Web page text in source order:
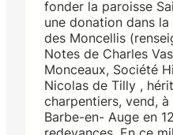
fonder la paroisse
une donation dans
des Moncellis
Notes de Charles
Monceaux, Société
Nicolas de Tilly ,
charpentiers, vend, à
Barbe-en- Auge en